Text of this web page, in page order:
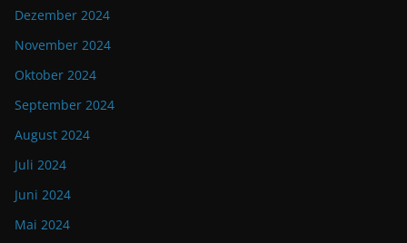
Dezember 2024
November 2024
Oktober 2024
September 2024
August 2024
Juli 2024
Juni 2024
Mai 2024